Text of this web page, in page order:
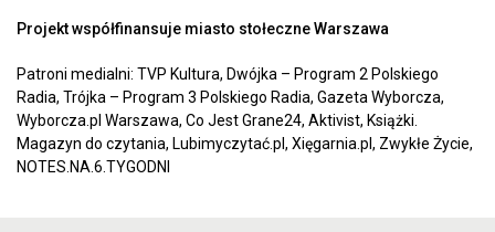
Projekt współfinansuje miasto stołeczne Warszawa
Patroni medialni: TVP Kultura, Dwójka – Program 2 Polskiego
Radia, Trójka – Program 3 Polskiego Radia, Gazeta Wyborcza,
Wyborcza.pl Warszawa, Co Jest Grane24, Aktivist, Książki.
Magazyn do czytania, Lubimyczytać.pl, Xięgarnia.pl, Zwykłe Życie,
NOTES.NA.6.TYGODNI